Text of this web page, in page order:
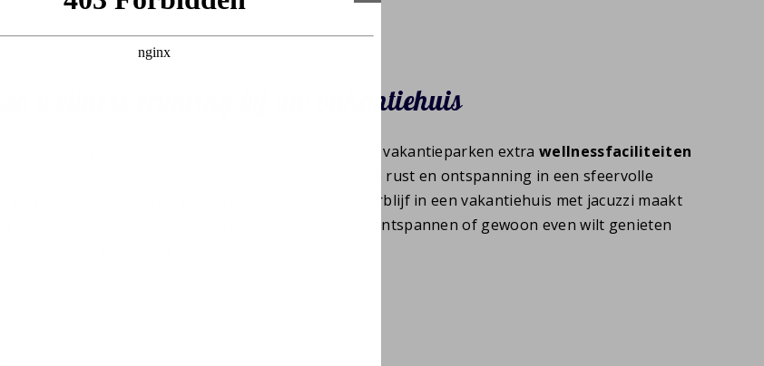
Een wellness-ervaring bij uw vakantiehuis
Naast een privéjacuzzi of hottub, bieden veel van onze vakantieparken extra wellnessfaciliteiten
zoals verwarmde zwembaden en sauna’s. Geniet van de rust en ontspanning in een sfeervolle
omgeving en laat de dagelijkse drukte achter u. Een verblijf in een vakantiehuis met jacuzzi maakt
uw vakantie compleet, of u nu na een actieve dag wilt ontspannen of gewoon even wilt genieten